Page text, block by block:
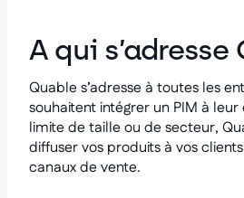
A qui s’adresse
Quable s’adresse à toutes les
souhaitent intégrer un PIM à
limite de taille ou de secteur,
diffuser vos produits à vos
canaux de vente.